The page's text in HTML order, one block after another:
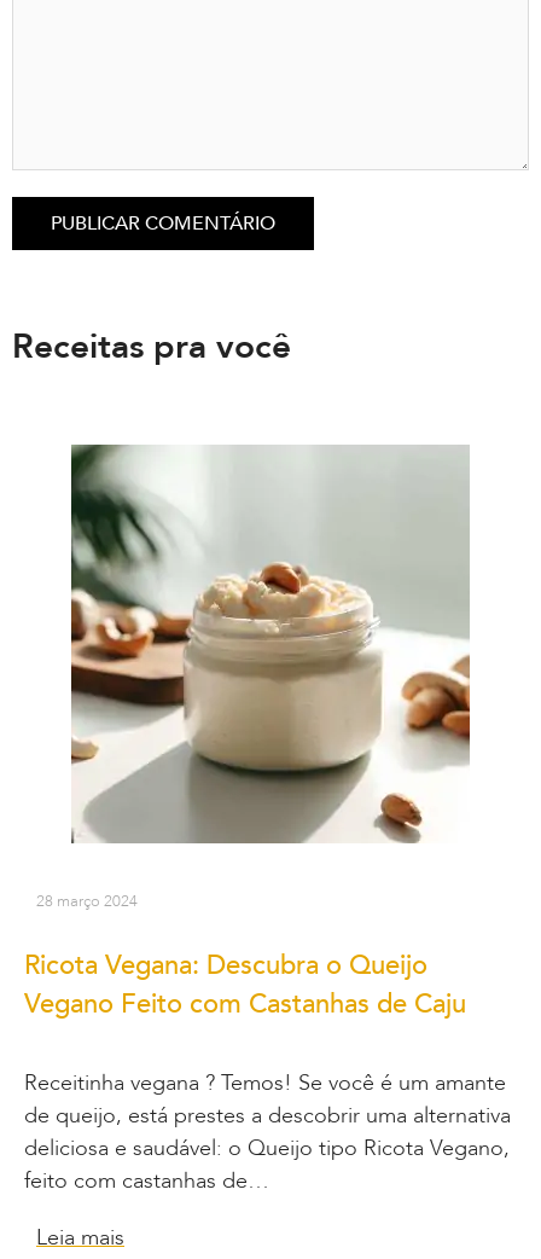
Receitas pra você
28 março 2024
Ricota Vegana: Descubra o Queijo
Vegano Feito com Castanhas de Caju
Receitinha vegana ? Temos! Se você é um amante
de queijo, está prestes a descobrir uma alternativa
deliciosa e saudável: o Queijo tipo Ricota Vegano,
feito com castanhas de…
Leia mais